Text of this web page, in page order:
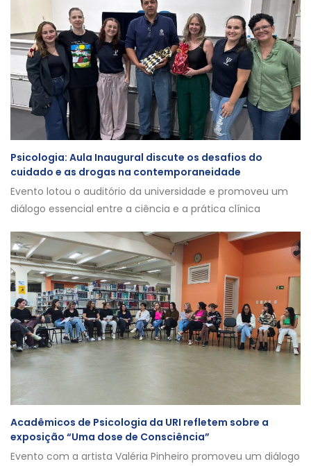
Psicologia: Aula Inaugural discute os desafios do
cuidado e as drogas na contemporaneidade
Evento lotou o auditório da universidade e promoveu um
diálogo essencial entre a ciência e a prática clínica
Acadêmicos de Psicologia da URI refletem sobre a
exposição “Uma dose de Consciência”
Evento com a artista Valéria Pinheiro promoveu um diálogo